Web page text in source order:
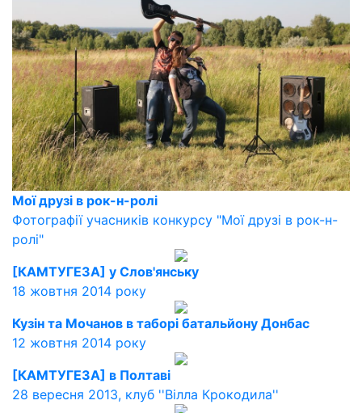
Мої друзі в рок-н-ролі
Фотографії учасників конкурсу "Мої друзі в рок-н-
ролі"
[КАМТУГЕЗА] у Слов'янську
18 жовтня 2014 року
Кузін та Мочанов в таборі батальйону Донбас
12 жовтня 2014 року
[КАМТУГЕЗА] в Полтаві
28 вересня 2013, клуб ''Вілла Крокодила''